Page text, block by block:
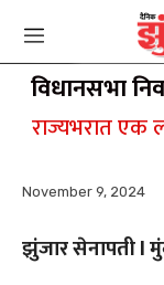
विधानसभा
राज्यभरात एक
November 9, 2024
झुंजार सेनापती l